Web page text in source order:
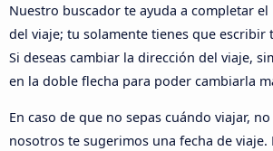
Nuestro buscador te ayuda a completar
del viaje; tu solamente tienes que escribir
Si deseas cambiar la dirección del viaje,
en la doble flecha para poder cambiarla
En caso de que no sepas cuándo viajar,
nosotros te sugerimos una fecha de viaje.